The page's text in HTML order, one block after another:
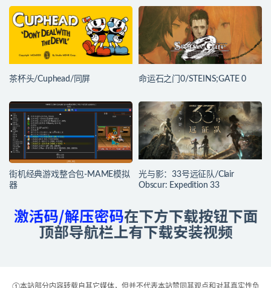
茶杯头/Cuphead/同屏 命运石之门0/STEINS;GATE 0
街机经典游戏整合包-MAME模拟
器
光与影：33号远征队/Clair
Obscur: Expedition 33
①本站部分内容转载自其它媒体，但并不代表本站赞同其观点和对其真实性负